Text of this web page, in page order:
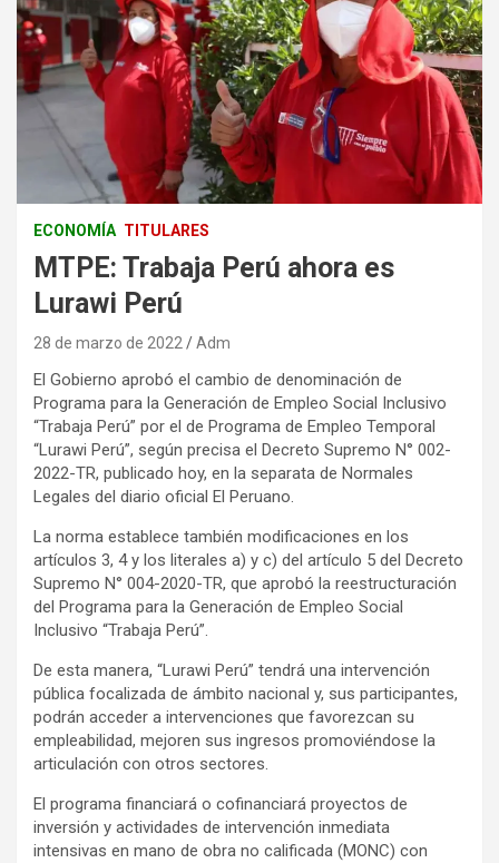
ECONOMÍA TITULARES
MTPE: Trabaja Perú ahora es
Lurawi Perú
28 de marzo de 2022 Adm
El Gobierno aprobó el cambio de denominación de
Programa para la Generación de Empleo Social Inclusivo
“Trabaja Perú” por el de Programa de Empleo Temporal
“Lurawi Perú”, según precisa el Decreto Supremo N° 002-
2022-TR, publicado hoy, en la separata de Normales
Legales del diario oficial El Peruano.
La norma establece también modificaciones en los
artículos 3, 4 y los literales a) y c) del artículo 5 del Decreto
Supremo N° 004-2020-TR, que aprobó la reestructuración
del Programa para la Generación de Empleo Social
Inclusivo “Trabaja Perú”.
De esta manera, “Lurawi Perú” tendrá una intervención
pública focalizada de ámbito nacional y, sus participantes,
podrán acceder a intervenciones que favorezcan su
empleabilidad, mejoren sus ingresos promoviéndose la
articulación con otros sectores.
El programa financiará o cofinanciará proyectos de
inversión y actividades de intervención inmediata
intensivas en mano de obra no calificada (MONC) con